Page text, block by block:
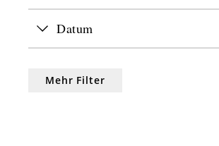
Datum
Mehr Filter